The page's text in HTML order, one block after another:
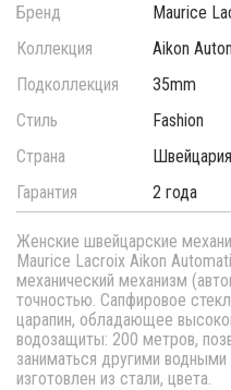
Бренд
Maurice
Коллекция
Aikon
Подколлекция
35mm
Стиль
Fashion
Страна
Швейцария
Гарантия
2 года
Женские швейцарские
Maurice Lacroix Aikon
механический механизм
точностью. Сапфировое
царапин, обладающее
водозащиты: 200 метров,
заниматься другими
изготовлен из стали, цвета.